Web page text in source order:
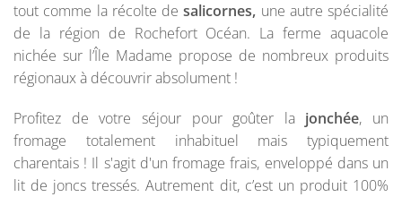
tout comme la récolte desalicornes, une autre spécialité
de la région de Rochefort Océan. La ferme aquacole
nichée sur l’Île Madame propose de nombreux produits
régionaux à découvrir absolument !
Profitez de votre séjour pour goûter la jonchée, un
fromage totalement inhabituel mais typiquement
charentais ! Il s'agit d'un fromage frais, enveloppé dans un
lit de joncs tressés. Autrement dit, c’est un produit 100%